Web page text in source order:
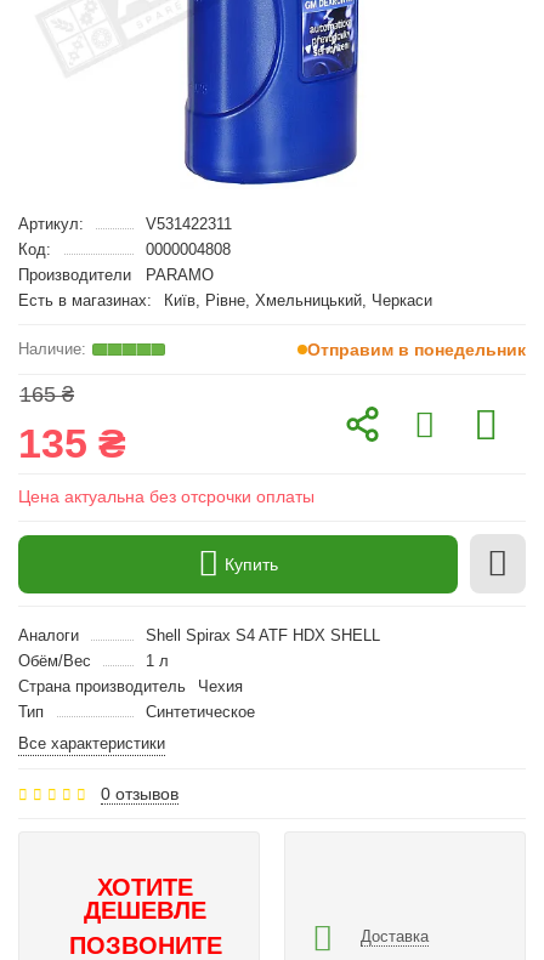
Артикул:
V531422311
Код:
0000004808
Производители
PARAMO
Есть в магазинах:
Київ, Рівне, Хмельницький, Черкаси
Отправим в понедельник
165 ₴
135 ₴
Цена актуальна без отсрочки оплаты
Купить
Аналоги
Shell Spirax S4 ATF HDX SHELL
Обём/Вес
1 л
Страна производитель
Чехия
Тип
Синтетическое
Все характеристики
0 отзывов
ХОТИТЕ
ДЕШЕВЛЕ
ПОЗВОНИТЕ
Доставка